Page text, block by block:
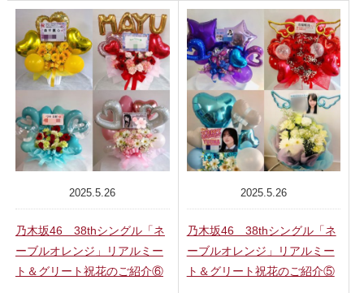
2025.5.26
乃木坂46 38thシングル「ネ
ーブルオレンジ」リアルミー
ト＆グリート祝花のご紹介⑥
2025.5.26
乃木坂46 38thシングル「ネ
ーブルオレンジ」リアルミー
ト＆グリート祝花のご紹介⑤